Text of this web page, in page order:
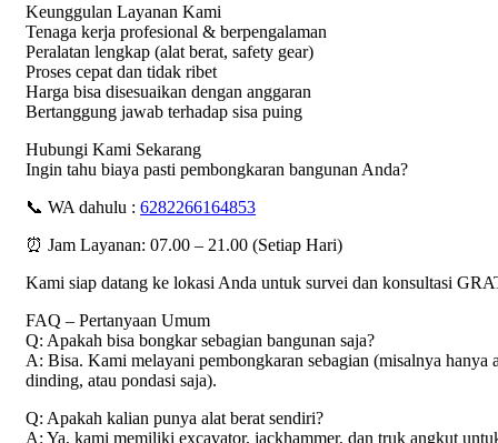
Keunggulan Layanan Kami
Tenaga kerja profesional & berpengalaman
Peralatan lengkap (alat berat, safety gear)
Proses cepat dan tidak ribet
Harga bisa disesuaikan dengan anggaran
Bertanggung jawab terhadap sisa puing
Hubungi Kami Sekarang
Ingin tahu biaya pasti pembongkaran bangunan Anda?
📞 WA dahulu : 6282266164853
⏰ Jam Layanan: 07.00 – 21.00 (Setiap Hari)
Kami siap datang ke lokasi Anda untuk survei dan konsultasi
FAQ – Pertanyaan Umum
Q: Apakah bisa bongkar sebagian bangunan saja?
A: Bisa. Kami melayani pembongkaran sebagian (misalnya hanya
dinding, atau pondasi saja).
Q: Apakah kalian punya alat berat sendiri?
A: Ya, kami memiliki excavator, jackhammer, dan truk angkut